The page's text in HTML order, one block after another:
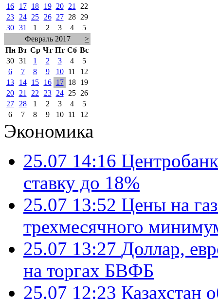
16
17 18 19 20 21
22
23
24 25 26 27 28
29
30 31 1 2 3 4
5
Февраль 2017
>
Пн Вт Ср Чт Пт Сб Вс
30 31 1 2 3 4
5
6
7 8 9 10 11
12
13
14 15 16 17 18
19
20
21 22 23 24 25
26
27
28 1 2 3 4
5
6
7 8 9 10 11 12
Экономика
25.07 14:16
ставку до 18%
25.07 13:52 Цены на
трехмесячного
25.07 13:27 Доллар,
на торгах БВФБ
25.07 12:23 Казахстан